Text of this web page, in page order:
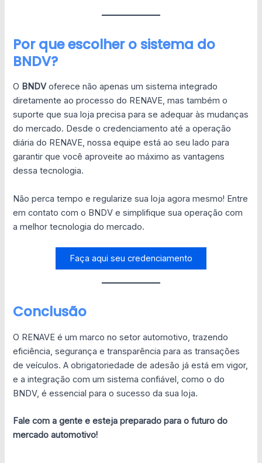
Por que escolher o sistema do
BNDV?
O BNDV oferece não apenas um sistema integrado
diretamente ao processo do RENAVE, mas também o
suporte que sua loja precisa para se adequar às mudanças
do mercado. Desde o credenciamento até a operação
diária do RENAVE, nossa equipe está ao seu lado para
garantir que você aproveite ao máximo as vantagens
dessa tecnologia.
Não perca tempo e regularize sua loja agora mesmo! Entre
em contato com o BNDV e simplifique sua operação com
a melhor tecnologia do mercado.
Faça aqui seu credenciamento
Conclusão
O RENAVE é um marco no setor automotivo, trazendo
eficiência, segurança e transparência para as transações
de veículos. A obrigatoriedade de adesão já está em vigor,
e a integração com um sistema confiável, como o do
BNDV, é essencial para o sucesso da sua loja.
Fale com a gente e esteja preparado para o futuro do
mercado automotivo!